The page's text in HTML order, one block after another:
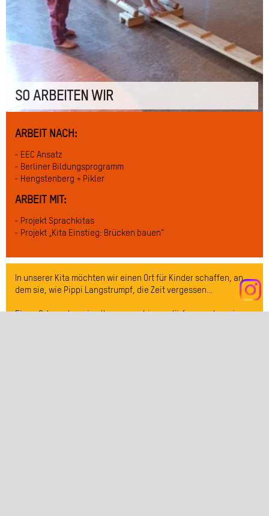
SO ARBEITEN WIR
ARBEIT NACH:
EEC Ansatz
Berliner Bildungsprogramm
Hengstenberg + Pikler
ARBEIT MIT:
Projekt Sprachkitas
Projekt „Kita Einstieg: Brücken bauen“
In unserer Kita möchten wir einen Ort für Kinder schaffen, an
dem sie, wie Pippi Langstrumpf, die Zeit vergessen…
Einen Ort, an dem sie alles ausprobieren dürfen, an dem sie